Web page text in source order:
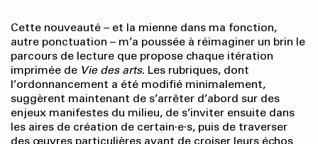
Cette nouveauté – et la mienne dans ma fonction,
autre ponctuation – m’a poussée à réimaginer un brin le
parcours de lecture que propose chaque itération
imprimée de Vie des arts. Les rubriques, dont
l’ordonnancement a été modifié minimalement,
suggèrent maintenant de s’arrêter d’abord sur des
enjeux manifestes du milieu, de s’inviter ensuite dans
les aires de création de certain·e·s, puis de traverser
des œuvres particulières avant de croiser leurs échos